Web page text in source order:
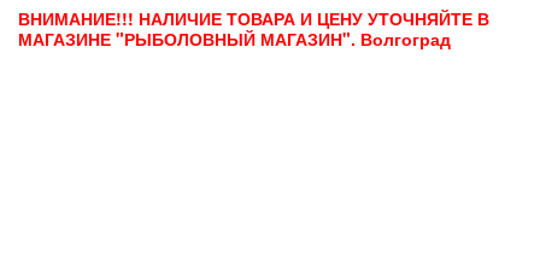
ВНИМАНИЕ!!! НАЛИЧИЕ ТОВАРА И ЦЕНУ УТОЧНЯЙТЕ В
МАГАЗИНЕ "РЫБОЛОВНЫЙ МАГАЗИН". Волгоград